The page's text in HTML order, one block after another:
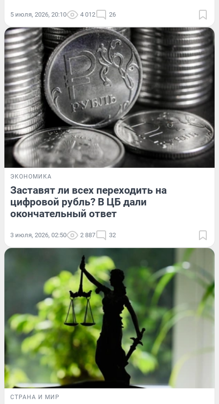
5 июля, 2026, 20:10 4 012 26
ЭКОНОМИКА
Заставят ли всех переходить на
цифровой рубль? В ЦБ дали
окончательный ответ
3 июля, 2026, 02:50 2 887 32
СТРАНА И МИР